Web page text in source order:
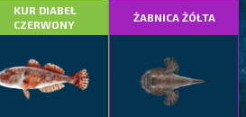
KUR DIABEŁ
CZERWONY
ŻABNICA ŻÓŁTA